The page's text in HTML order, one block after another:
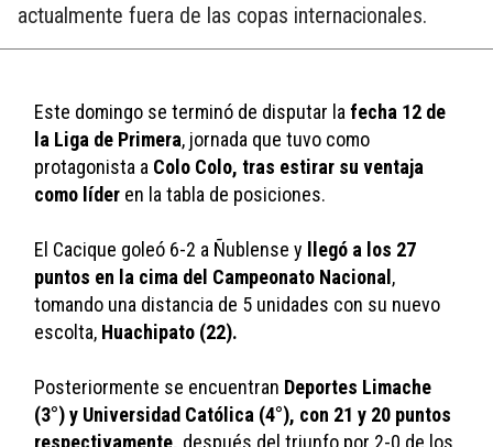
actualmente fuera de las copas internacionales.
Este domingo se terminó de disputar la fecha 12 de
la Liga de Primera, jornada que tuvo como
protagonista a Colo Colo, tras estirar su ventaja
como líder en la tabla de posiciones.
El Cacique goleó 6-2 a Ñublense y
llegó a los 27
puntos en la cima del Campeonato Nacional ,
tomando una distancia de 5 unidades con su nuevo
escolta, Huachipato (22).
Posteriormente se encuentran Deportes Limache
(3°) y Universidad Católica (4°), con 21 y 20 puntos
respectivamente, después del triunfo por 2-0 de los